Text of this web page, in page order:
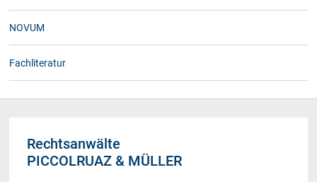
NOVUM
Fachliteratur
Rechtsanwälte
PICCOLRUAZ & MÜLLER